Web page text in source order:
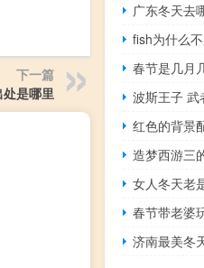
下一篇
是哪里
广东冬天去
fish为什么
春节是几月
波斯王子 武
造梦西游三
女人冬天老
春节带老婆
济南最美冬